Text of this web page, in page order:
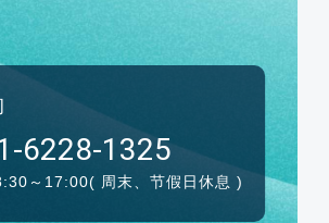
6228-1325
～17:00( 周末、节假日休息 )